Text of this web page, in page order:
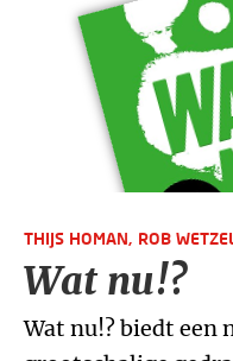
THIJS HOMAN, ROB
Wat nu!?
Wat nu!? biedt een